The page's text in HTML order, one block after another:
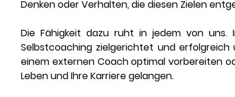
Denken oder Verhalten, die diesen Zielen
Die Fähigkeit dazu ruht in jedem von uns.
Selbstcoaching zielgerichtet und
einem externen Coach optimal vorbereiten
Leben und Ihre Karriere gelangen.